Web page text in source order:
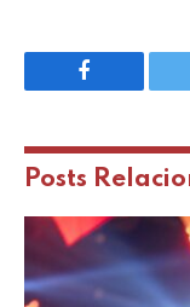
Facebook
Posts